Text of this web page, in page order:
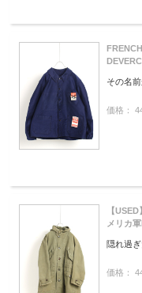
その名
価格：
【
メリカ
隠れ過
価格：